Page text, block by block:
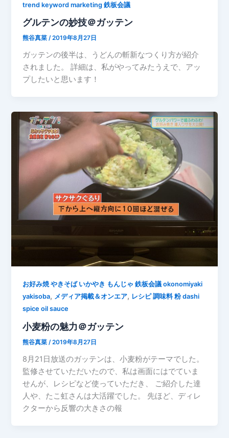
trend keyword marketing 鉄板会議
グルテンの妙技＠ガッテン
熊谷真菜/2019年8月27日
ガッテンの後半は、うどんの斬新なつくり方が紹介
されました。 詳細は、私がやってみたうえで、アッ
プしたいと思います！
お好み焼 やきそば いかやき もんじゃ 鉄板会議 okonomiyaki
yakisoba, メディア掲載＆オンエア, レシピ 調味料 粉 dashi
spice oil sauce
小麦粉の魅力＠ガッテン
熊谷真菜/2019年8月27日
8月21日放送のガッテンは、小麦粉がテーマでした。
監修させていただいたので、私は画面にはでていま
せんが、レシピなど使っていただき、 ご紹介した達
人や、たこ虹さんは大活躍でした。 先ほど、ディレ
クターから反響の大きさの報